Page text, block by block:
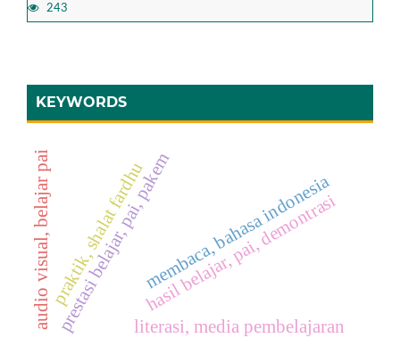
243
KEYWORDS
prestasi belajar, pai, pakemhasil belajar, pai, demontrasi
audio visual, belajar paipraktik, shalat fardhumembaca, bahasa indonesia
literasi, media pembelajaran